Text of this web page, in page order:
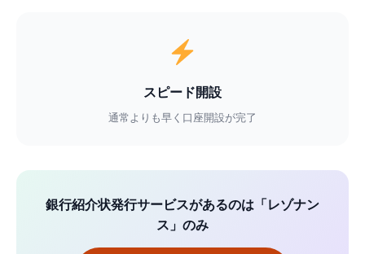
スピード開設
通常よりも早く口座開設が完了
銀行紹介状発行サービスがあるのは「レゾナン
ス」のみ